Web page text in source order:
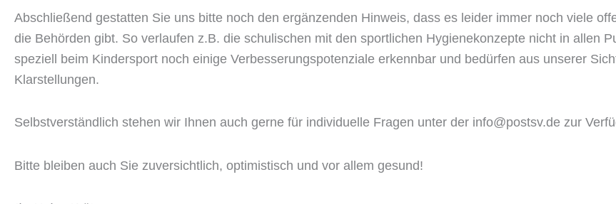
Abschließend gestatten Sie uns bitte noch den ergänzenden Hinweis, dass es leider immer noch viele
die Behörden gibt. So verlaufen z.B. die schulischen mit den sportlichen Hygienekonzepte nicht in allen
speziell beim Kindersport noch einige Verbesserungspotenziale erkennbar und bedürfen aus unserer
Klarstellungen.
Selbstverständlich stehen wir Ihnen auch gerne für individuelle Fragen unter der info@postsv.de zur
Bitte bleiben auch Sie zuversichtlich, optimistisch und vor allem gesund!